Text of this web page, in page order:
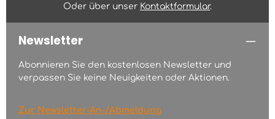
Oder über unser Kontaktformular.
Newsletter
Abonnieren Sie den kostenlosen Newsletter und
verpassen Sie keine Neuigkeiten oder Aktionen.
Zur Newsletter-An-/Abmeldung